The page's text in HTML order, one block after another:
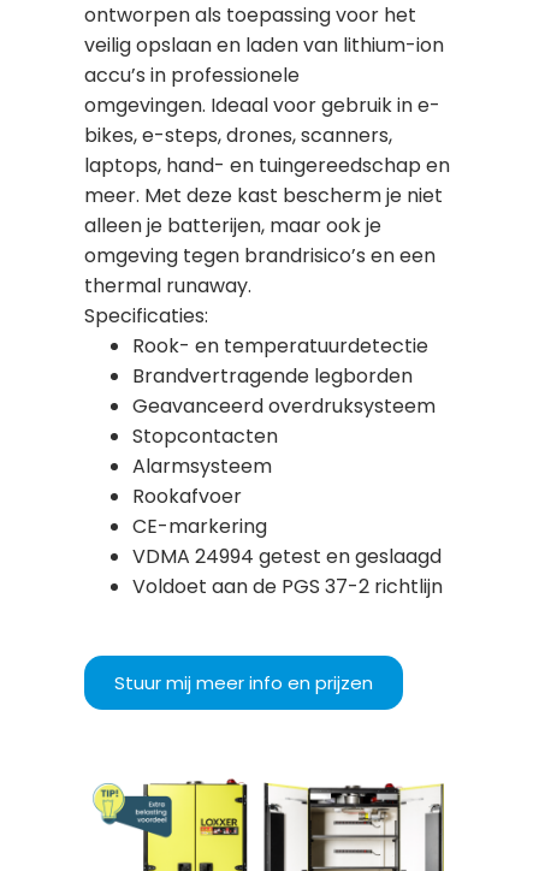
ontworpen als toepassing voor het
veilig opslaan en laden van lithium-ion
accu’s in professionele
omgevingen. Ideaal voor gebruik in e-
bikes, e-steps, drones, scanners,
laptops, hand- en tuingereedschap en
meer. Met deze kast bescherm je niet
alleen je batterijen, maar ook je
omgeving tegen brandrisico’s en een
thermal runaway.
Specificaties:
Rook- en temperatuurdetectie
Brandvertragende legborden
Geavanceerd overdruksysteem
Stopcontacten
Alarmsysteem
Rookafvoer
CE-markering
VDMA 24994 getest en geslaagd
Voldoet aan de PGS 37-2 richtlijn
Stuur mij meer info en prijzen